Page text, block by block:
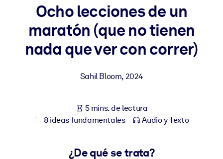
Para LMS/LXP
Integre conocimientos verificados y breves en su LMS/LXP para
Para bibliotecas corporativas
empresariales confiables y listos para usar.
Para sistemas de IA
estructurados para mejorar los resultados.
Ocho lecciones de un
maratón (que no tienen
nada que ver con correr)
Sahil Bloom, 2024
5 mins. de lectura
8 ideas fundamentales
Audio y Texto
¿De qué se trata?